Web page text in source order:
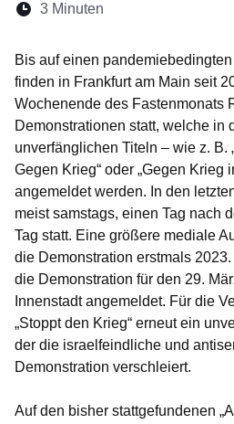
Lesedauer:
3 Minuten
Bis auf einen
finden in Frankfurt am Main seit
Wochenende des Fastenmonats
Demonstrationen statt, welche in
unverfänglichen Titeln – wie z. B.
Gegen Krieg“ oder „Gegen Krieg
angemeldet werden. In den
meist samstags, einen Tag nach
Tag statt. Eine größere mediale
die Demonstration erstmals
die Demonstration für den 29.
Innenstadt angemeldet. Für die
„Stoppt den Krieg“ erneut ein
der die israelfeindliche und
Demonstration verschleiert.
Auf den bisher stattgefundenen